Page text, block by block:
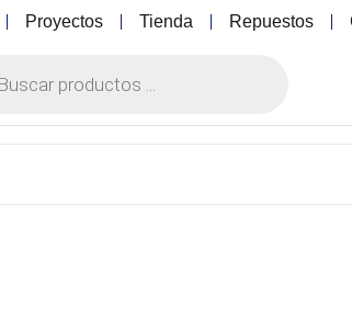
Proyectos Tienda Repuestos